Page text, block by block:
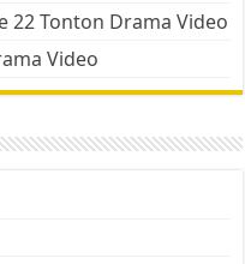
22 Tonton Drama Video
Video